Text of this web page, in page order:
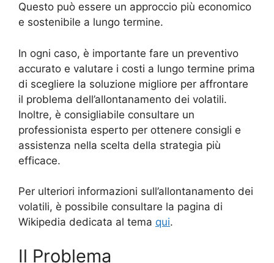
Questo può essere un approccio più economico
e sostenibile a lungo termine.
In ogni caso, è importante fare un preventivo
accurato e valutare i costi a lungo termine prima
di scegliere la soluzione migliore per affrontare
il problema dell’allontanamento dei volatili.
Inoltre, è consigliabile consultare un
professionista esperto per ottenere consigli e
assistenza nella scelta della strategia più
efficace.
Per ulteriori informazioni sull’allontanamento dei
volatili, è possibile consultare la pagina di
Wikipedia dedicata al tema qui.
Il Problema